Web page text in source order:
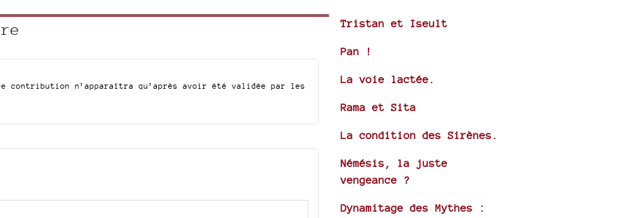
contribution n’apparaîtra qu’après avoir été validée par les
Tristan et Iseult
Pan !
La voie lactée.
Rama et Sita
La condition des Sirènes.
Némésis, la juste
vengeance ?
Dynamitage des Mythes :